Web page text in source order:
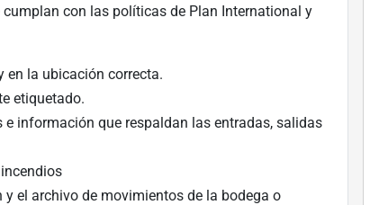
con las políticas de Plan International y
en la ubicación correcta.
etiquetado.
información que respaldan las entradas, salidas
el archivo de movimientos de la bodega o